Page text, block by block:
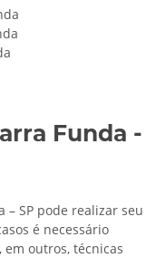
Funda -
SP pode realizar seu
é necessário
outros, técnicas